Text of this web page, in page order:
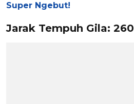
Super Ngebut!
Jarak Tempuh Gila: